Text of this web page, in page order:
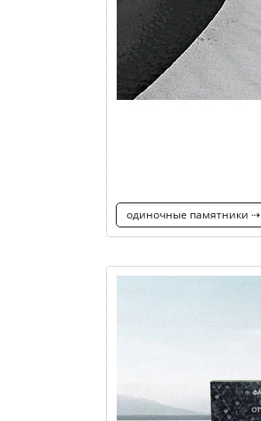
одиночные памятники ⇢